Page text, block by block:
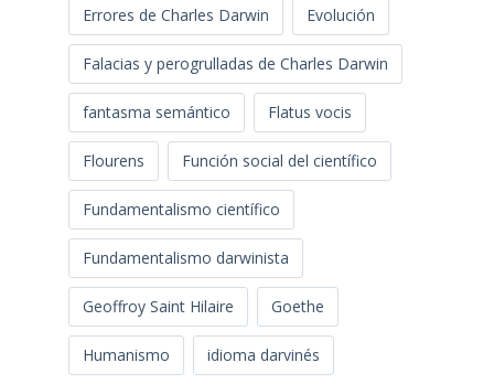
Errores de Charles Darwin Evolución
Falacias y perogrulladas de Charles Darwin
fantasma semántico Flatus vocis
Flourens Función social del científico
Fundamentalismo científico
Fundamentalismo darwinista
Geoffroy Saint Hilaire Goethe
Humanismo idioma darvinés